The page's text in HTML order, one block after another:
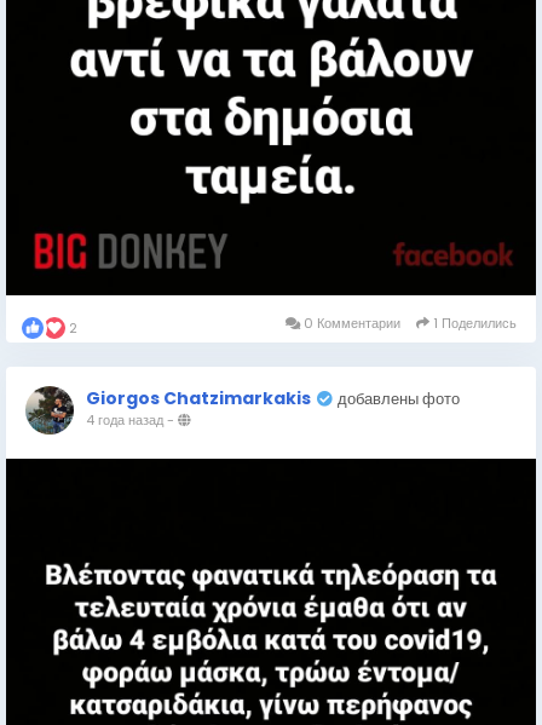
2 0 Комментарии 1 Поделились
Giorgos Chatzimarkakis добавлены фото
4 года назад-